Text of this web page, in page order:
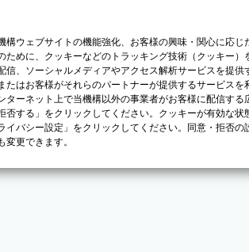
構ウェブサイトの機能強化、お客様の興味・関心に応
ために、クッキーなどのトラッキング技術（クッキー
信、ソーシャルメディアやアクセス解析サービスを提
たはお客様がそれらのパートナーが提供するサービス
ターネット上で当機構以外の事業者がお客様に配信す
否する」をクリックしてください。クッキーが有効な
イバシー設定」をクリックしてください。同意・拒否の
変更できます。